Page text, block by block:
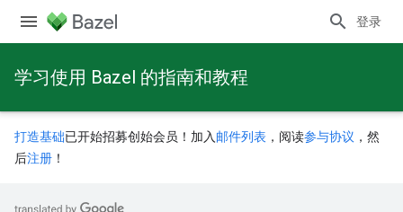
登录
学习使用 Bazel 的指南和教程
打造基础已开始招募创始会员！加入 邮件列表 ，阅读参与协议 ，然
后注册 ！